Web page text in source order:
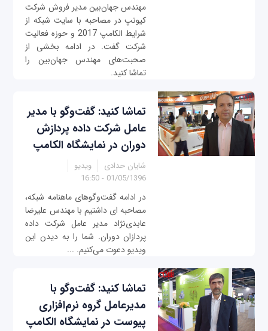
مهندس جهان‌بین مدیر فروش شرکت
کیونپ در مصاحبه با سایت شبکه از
شرایط الکامپ 2017 و حوزه فعالیت
شرکت گفت. در ادامه بخشی از
صحبت‌های مهندس جهان‌بین را
تماشا کنید.
تماشا کنید: گفت‌وگو با مدیر
عامل شرکت داده پردازش
دوران در نمایشگاه الکامپ
شایان حدادی
ویدیو
01/05/1396 - 16:50
در ادامه گفت‌وگوهای ماهنامه شبکه،
مصاحبه ای داشتیم با مهندس علیرضا
عابدی‌نژاد مدیر عامل شرکت داده
پردازان دوران. شما را به دیدن این
ویدیو دعوت می‌کنیم. ...
تماشا کنید: گفت‌وگو با
مدیرعامل گروه نرم‌افزاری
پیوست در نمایشگاه الکامپ